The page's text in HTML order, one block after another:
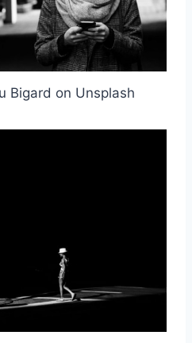
Bigard on Unsplash